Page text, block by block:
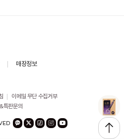
매장정보
이메일 무단 수집거부
특판문의